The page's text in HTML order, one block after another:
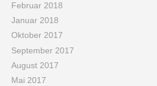
Februar 2018
Januar 2018
Oktober 2017
September 2017
August 2017
Mai 2017